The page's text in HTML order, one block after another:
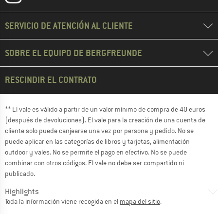
SERVICIO DE ATENCIÓN AL CLIENTE
SOBRE EL EQUIPO DE BERGFREUNDE
RESCINDIR EL CONTRATO
** El vale es válido a partir de un valor mínimo de compra de 40 euros
(después de devoluciones). El vale para la creación de una cuenta de
cliente solo puede canjearse una vez por persona y pedido. No se
puede aplicar en las categorías de libros y tarjetas, alimentación
outdoor y vales. No se permite el pago en efectivo. No se puede
combinar con otros códigos. El vale no debe ser compartido ni
publicado.
Highlights
Toda la información viene recogida en el mapa del sitio.